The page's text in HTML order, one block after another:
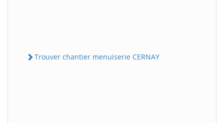
Trouver chantier menuiserie CERNAY